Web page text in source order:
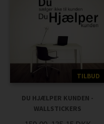
TILBUD
DU HJÆLPER KUNDEN -
WALLSTICKERS